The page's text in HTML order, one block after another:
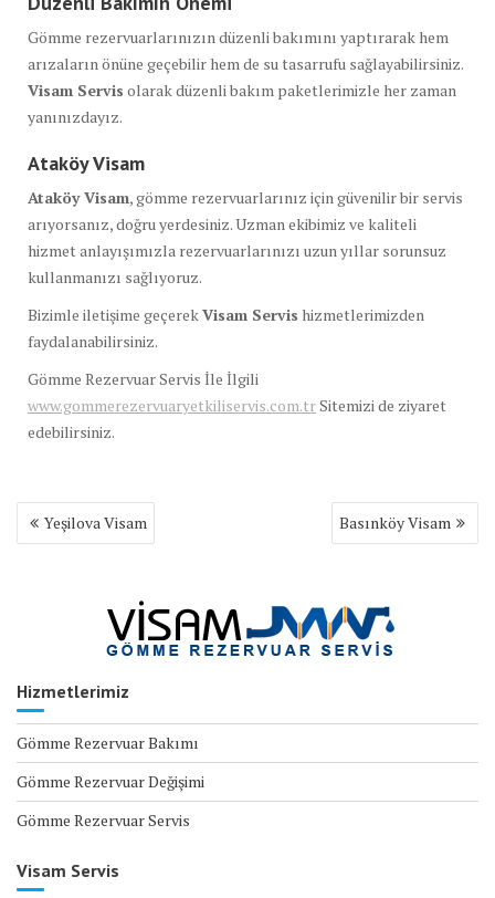
Gömme rezervuarlarınızın düzenli bakımını yaptırarak hem
arızaların önüne geçebilir hem de su tasarrufu sağlayabilirsiniz.
Visam Servis olarak düzenli bakım paketlerimizle her zaman
yanınızdayız.
Ataköy Visam
Ataköy Visam, gömme rezervuarlarınız için güvenilir bir servis
arıyorsanız, doğru yerdesiniz. Uzman ekibimiz ve kaliteli
hizmet anlayışımızla rezervuarlarınızı uzun yıllar sorunsuz
kullanmanızı sağlıyoruz.
Bizimle iletişime geçerekVisam Servis hizmetlerimizden
faydalanabilirsiniz.
Gömme Rezervuar Servis İle İlgili
www.gommerezervuaryetkiliservis.com.trSitemizi de ziyaret
edebilirsiniz.
Yazı
gezinmesi
Yeşilova Visam Basınköy Visam
Hizmetlerimiz
Gömme Rezervuar Bakımı
Gömme Rezervuar Değişimi
Gömme Rezervuar Servis
Visam Servis